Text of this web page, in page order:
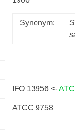
Synonym:
IFO 13956 <-
ATCC 9758